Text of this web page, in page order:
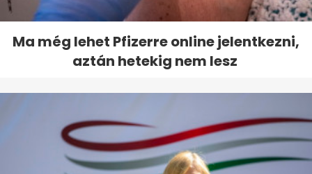
Ma még lehet Pfizerre online jelentkezni,
aztán hetekig nem lesz